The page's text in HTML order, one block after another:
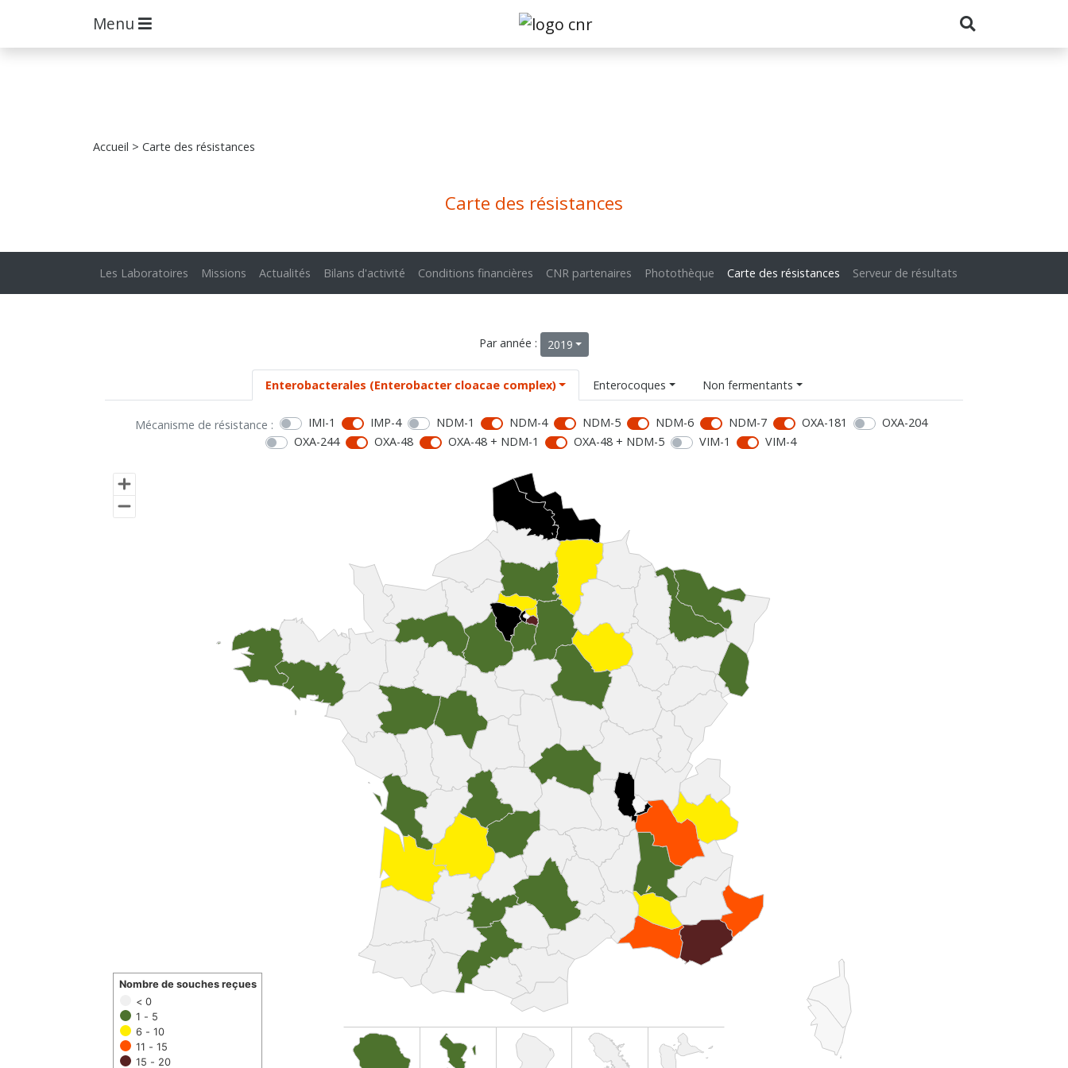
Menu
Accueil > Carte des résistances
Carte des résistances
Les Laboratoires Missions Actualités Bilans d'activité Conditions financières CNR partenaires Photothèque Carte des résistances Serveur de résultats
Par année : 2019
Enterobacterales (Enterobacter cloacae complex) Enterocoques Non fermentants
Mécanisme de résistance : IMI-1 IMP-4 NDM-1 NDM-4 NDM-5 NDM-6 NDM-7 OXA-181
OXA-204
OXA-244
OXA-48 OXA-48 + NDM-1 OXA-48 + NDM-5 VIM-1 VIM-4
< 0
1 - 5
6 - 10
11 - 15
15 - 20
Nombre de souches reçues